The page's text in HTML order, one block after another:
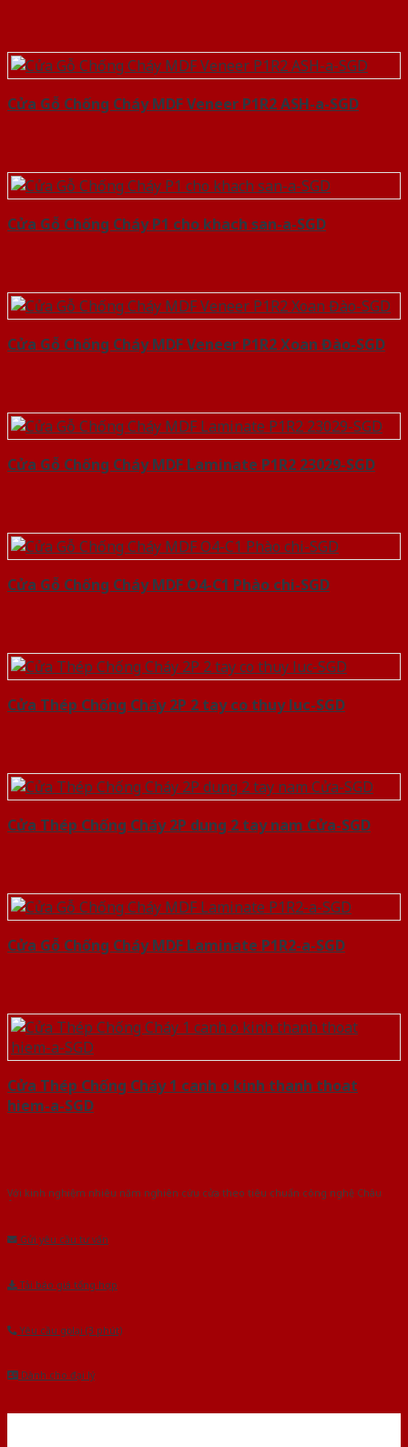
Cửa Gỗ Chống Cháy MDF Veneer P1R2 ASH-a-SGD
Cửa Gỗ Chống Cháy P1 cho khach san-a-SGD
Cửa Gỗ Chống Cháy MDF Veneer P1R2 Xoan Đào-SGD
Cửa Gỗ Chống Cháy MDF Laminate P1R2 23029-SGD
Cửa Gỗ Chống Cháy MDF O4-C1 Phào chi-SGD
Cửa Thép Chống Cháy 2P 2 tay co thuy luc-SGD
Cửa Thép Chống Cháy 2P dung 2 tay nam Cửa-SGD
Cửa Gỗ Chống Cháy MDF Laminate P1R2-a-SGD
Cửa Thép Chống Cháy 1 canh o kinh thanh thoat
hiem-a-SGD
Với kinh nghiệm nhiêu năm nghiên cứu cửa theo tiêu chuẩn công nghệ Châu
Gửi yêu cầu tư vấn
Tải báo giá tổng hợp
Yêu cầu gọi lại (3 phút)
Dành cho đại lý